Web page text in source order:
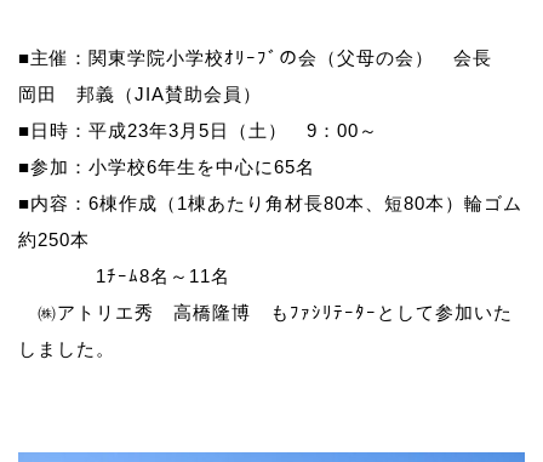
■主催：関東学院小学校ｵﾘｰﾌﾞの会（父母の会） 会長
岡田 邦義（JIA賛助会員）
■日時：平成23年3月5日（土） 9：00～
■参加：小学校6年生を中心に65名
■内容：6棟作成（1棟あたり角材長80本、短80本）輪ゴム
約250本
1ﾁｰﾑ8名～11名
㈱アトリエ秀 高橋隆博 もﾌｧｼﾘﾃｰﾀｰとして参加いた
しました。